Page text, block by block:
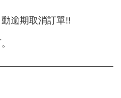
逾期取消訂單!!